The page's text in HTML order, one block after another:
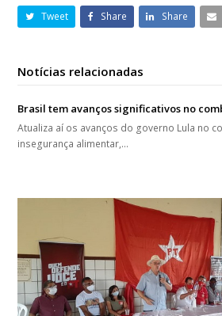
Tweet Share Share
Notícias relacionadas
Brasil tem avanços significativos no
Atualiza aí os avanços do governo Lula no
insegurança alimentar,…